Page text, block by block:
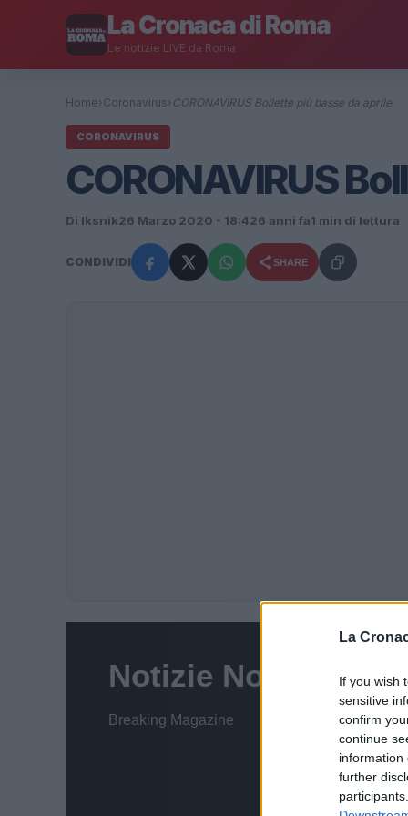
La
If you wish
sensitive
confirm
continue
information
further
La Cronaca di Roma
Le notizie LIVE da Roma
Home› Coronavirus› CORONAVIRUS Bollette più basse da aprile
CORONAVIRUS
CORONAVIRUS
Di Iksnik26 Marzo 2020 - 18:426 anni fa1 min di lettura
CONDIVIDI SHARE